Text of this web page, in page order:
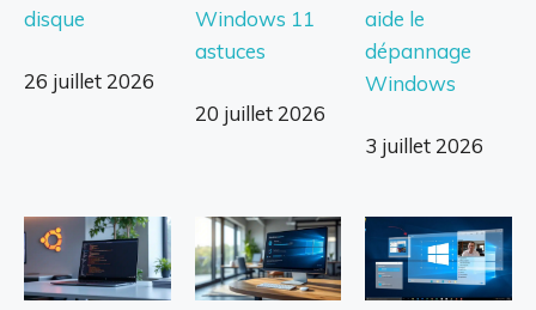
disque
26 juillet 2026
Windows 11
astuces
20 juillet 2026
aide le
dépannage
Windows
3 juillet 2026